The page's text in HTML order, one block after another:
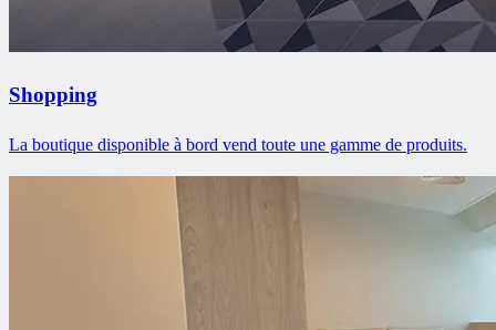
Shopping
La boutique disponible à bord vend toute une gamme de produits.